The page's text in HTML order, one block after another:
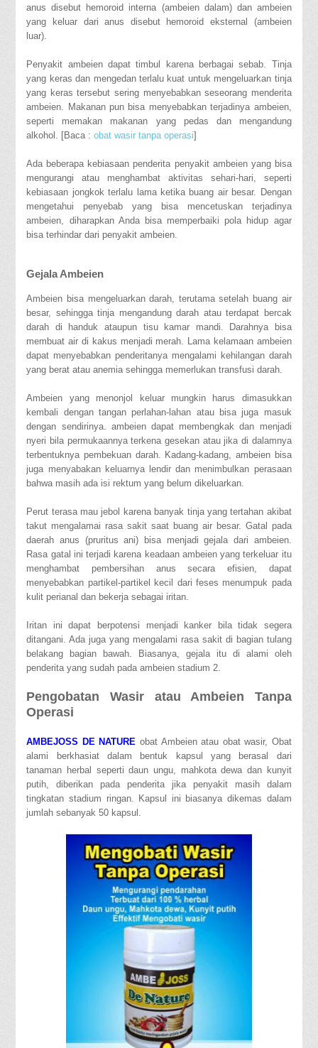
anus disebut hemoroid interna (ambeien dalam) dan ambeien
yang keluar dari anus disebut hemoroid eksternal (ambeien
luar).
Penyakit ambeien dapat timbul karena berbagai sebab. Tinja
yang keras dan mengedan terlalu kuat untuk mengeluarkan tinja
yang keras tersebut sering menyebabkan seseorang menderita
ambeien. Makanan pun bisa menyebabkan terjadinya ambeien,
seperti memakan makanan yang pedas dan mengandung
alkohol. [Baca :obat wasir tanpa operasi]
Ada beberapa kebiasaan penderita penyakit ambeien yang bisa
mengurangi atau menghambat aktivitas sehari-hari, seperti
kebiasaan jongkok terlalu lama ketika buang air besar. Dengan
mengetahui penyebab yang bisa mencetuskan terjadinya
ambeien, diharapkan Anda bisa memperbaiki pola hidup agar
bisa terhindar dari penyakit ambeien.
Gejala Ambeien
Ambeien bisa mengeluarkan darah, terutama setelah buang air
besar, sehingga tinja mengandung darah atau terdapat bercak
darah di handuk ataupun tisu kamar mandi. Darahnya bisa
membuat air di kakus menjadi merah. Lama kelamaan ambeien
dapat menyebabkan penderitanya mengalami kehilangan darah
yang berat atau anemia sehingga memerlukan transfusi darah.
Ambeien yang menonjol keluar mungkin harus dimasukkan
kembali dengan tangan perlahan-lahan atau bisa juga masuk
dengan sendirinya. ambeien dapat membengkak dan menjadi
nyeri bila permukaannya terkena gesekan atau jika di dalamnya
terbentuknya pembekuan darah. Kadang-kadang, ambeien bisa
juga menyabakan keluarnya lendir dan menimbulkan perasaan
bahwa masih ada isi rektum yang belum dikeluarkan.
Perut terasa mau jebol karena banyak tinja yang tertahan akibat
takut mengalamai rasa sakit saat buang air besar. Gatal pada
daerah anus (pruritus ani) bisa menjadi gejala dari ambeien.
Rasa gatal ini terjadi karena keadaan ambeien yang terkeluar itu
menghambat pembersihan anus secara efisien, dapat
menyebabkan partikel-partikel kecil dari feses menumpuk pada
kulit perianal dan bekerja sebagai iritan.
Iritan ini dapat berpotensi menjadi kanker bila tidak segera
ditangani. Ada juga yang mengalami rasa sakit di bagian tulang
belakang bagian bawah. Biasanya, gejala itu di alami oleh
penderita yang sudah pada ambeien stadium 2.
Pengobatan Wasir atau Ambeien Tanpa
Operasi
AMBEJOSS DE NATURE obat Ambeien atau obat wasir, Obat
alami berkhasiat dalam bentuk kapsul yang berasal dari
tanaman herbal seperti daun ungu, mahkota dewa dan kunyit
putih, diberikan pada penderita jika penyakit masih dalam
tingkatan stadium ringan. Kapsul ini biasanya dikemas dalam
jumlah sebanyak 50 kapsul.